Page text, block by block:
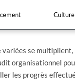
Culture
variées se multiplient,
organisationnel
les progrès